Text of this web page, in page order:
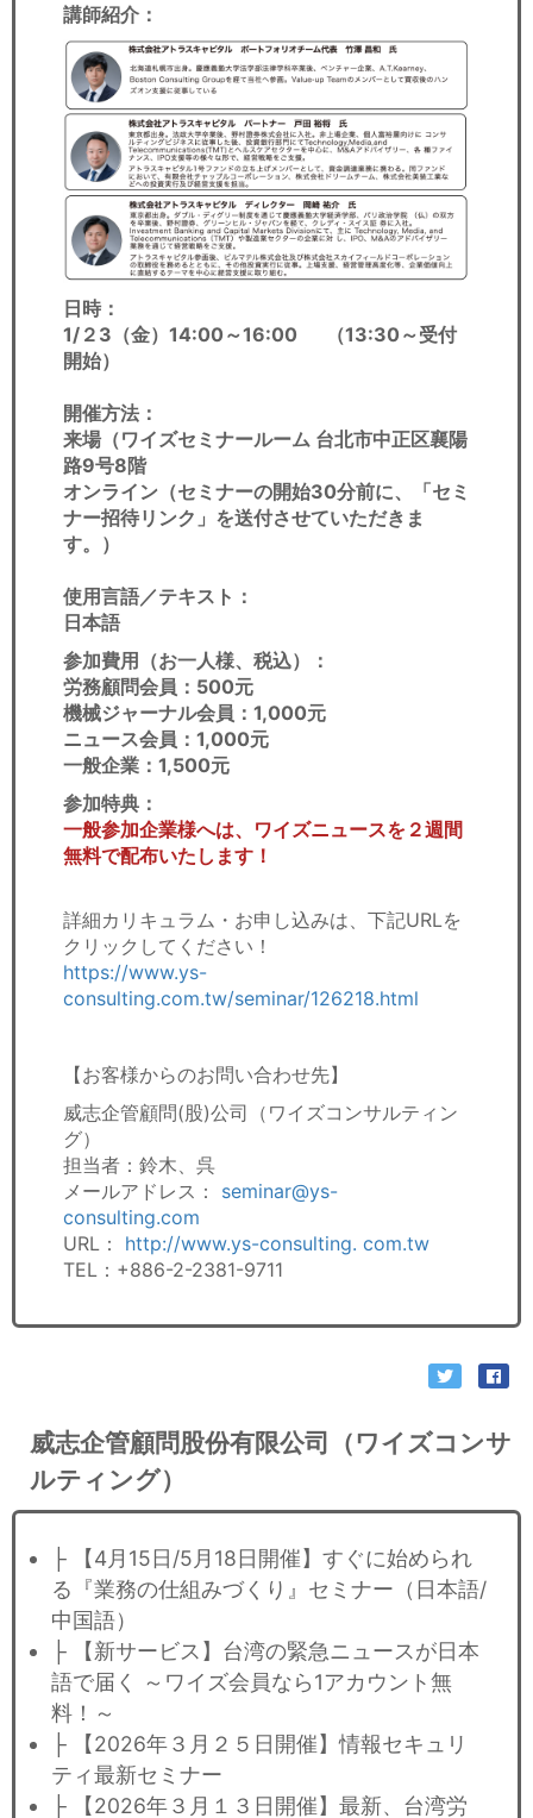
講師紹介：
日時：
1/２3（金）14:00～16:00 （13:30～受付
開始）
開催方法：
来場（ワイズセミナールーム 台北市中正区襄陽
路9号8階
オンライン（セミナーの開始30分前に、「セミ
ナー招待リンク」を送付させていただきま
す。）
使用言語／テキスト：
日本語
参加費用（お一人様、税込）：
労務顧問会員：500元
機械ジャーナル会員：1,000元
ニュース会員：1,000元
一般企業：1,500元
参加特典：
一般参加企業様へは、ワイズニュースを２週間
無料で配布いたします！
詳細カリキュラム・お申し込みは、下記URLを
クリックしてください！
https://www.ys-
consulting.com.tw/seminar/126218.html
【お客様からのお問い合わせ先】
威志企管顧問(股)公司（ワイズコンサルティン
グ）
担当者：鈴木、呉
メールアドレス： seminar@ys-
consulting.com
URL： http://www.ys-consulting. com.tw
TEL：+886-2-2381-9711
威志企管顧問股份有限公司（ワイズコンサ
ルティング）
├ 【4月15日/5月18日開催】すぐに始められ
る『業務の仕組みづくり』セミナー（日本語/
中国語）
├ 【新サービス】台湾の緊急ニュースが日本
語で届く ～ワイズ会員なら1アカウント無
料！～
├ 【2026年３月２５日開催】情報セキュリ
ティ最新セミナー
├ 【2026年３月１３日開催】最新、台湾労